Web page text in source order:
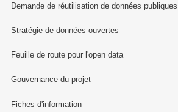
Demande de réutilisation de données publiques
Stratégie de données ouvertes
Feuille de route pour l'open data
Gouvernance du projet
Fiches d'information